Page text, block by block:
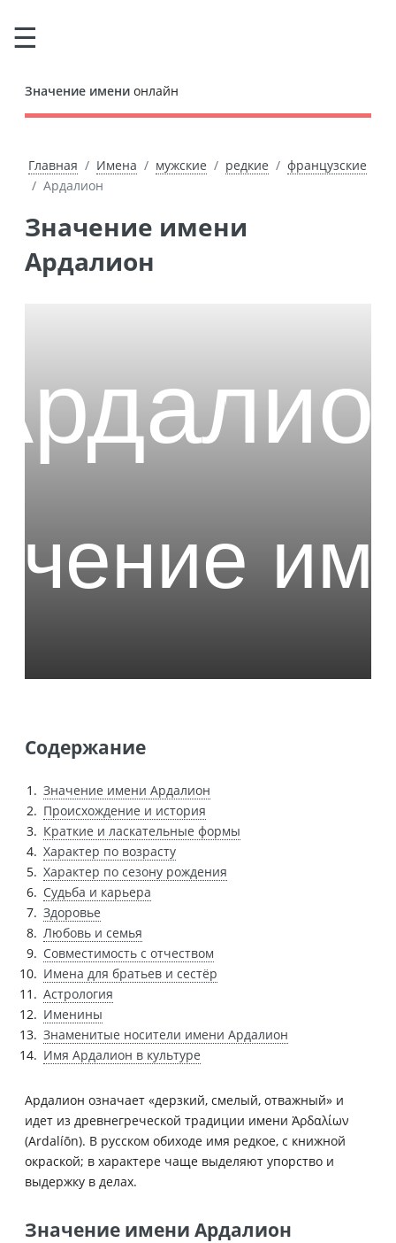
Значение имени онлайн
Главная Имена мужские редкие
французские
Ардалион
Значение имени
Ардалион
Содержание
Значение имени Ардалион
Происхождение и история
Краткие и ласкательные формы
Характер по возрасту
Характер по сезону рождения
Судьба и карьера
Здоровье
Любовь и семья
Совместимость с отчеством
Имена для братьев и сестёр
Астрология
Именины
Знаменитые носители имени Ардалион
Имя Ардалион в культуре
Ардалион означает «дерзкий, смелый, отважный» и
идет из древнегреческой традиции имени Ἀρδαλίων
(Ardalíōn). В русском обиходе имя редкое, с книжной
окраской; в характере чаще выделяют упорство и
выдержку в делах.
Значение имени Ардалион